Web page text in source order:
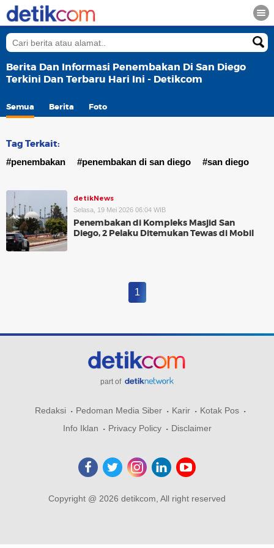
Berita Dan Informasi Penembakan Di San Diego
Terkini Dan Terbaru Hari Ini - Detikcom
Semua Berita Foto
Tag Terkait:
#penembakan #penembakan di san diego #san diego
detikNews
Selasa, 19 Mei 2026 06:04 WIB
Penembakan di Kompleks Masjid San
Diego, 2 Pelaku Ditemukan Tewas di Mobil
1
part of
Redaksi Pedoman Media Siber Karir
Kotak Pos
Info Iklan
Privacy Policy Disclaimer
Copyright @ 2026 detikcom, All right reserved